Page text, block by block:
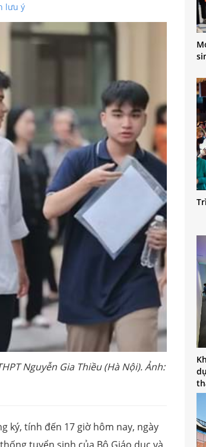
lưu ý
Nguyễn Gia Thiều (Hà Nội). Ảnh:
ký, tính đến 17 giờ hôm nay, ngày